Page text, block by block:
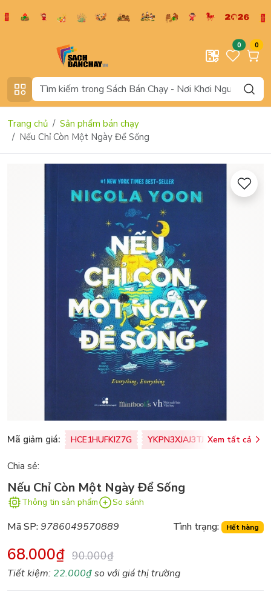
0 0
Trang chủ
Sản phẩm bán chạy
Nếu Chỉ Còn Một Ngày Để Sống
Mã giảm giá: HCE1HUFKIZ7G YKPN3XJAJ3TJ Xem tất cả
Chia sẻ:
Nếu Chỉ Còn Một Ngày Để Sống
Thông tin sản phẩm So sánh
Mã SP:9786049570889 Tình trạng: Hết hàng
68.000₫ 90.000₫
Tiết kiệm: 22.000₫so với giá thị trường